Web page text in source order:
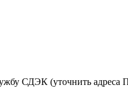
СДЭК (уточнить